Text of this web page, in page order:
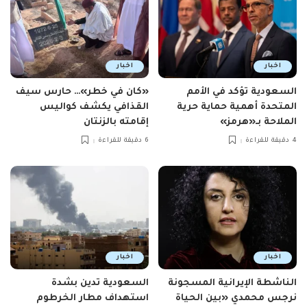
اخبار
السعودية تؤكد في الأمم
المتحدة أهمية حماية حرية
الملاحة بـ«هرمز»
4 دقيقة للقراءة
اخبار
«كان في خطر»… حارس سيف
القذافي يكشف كواليس
إقامته بالزنتان
6 دقيقة للقراءة
اخبار
الناشطة الإيرانية المسجونة
نرجس محمدي «بين الحياة
اخبار
السعودية تدين بشدة
استهداف مطار الخرطوم